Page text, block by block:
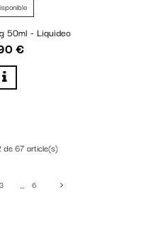
50ml - Liquideo
Prix €
de 67 article(s)
3 … 6